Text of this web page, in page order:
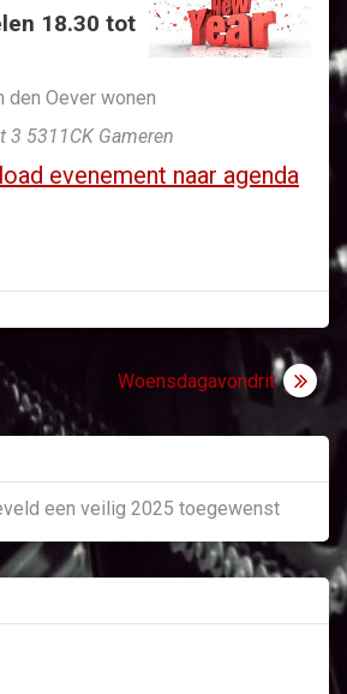
18.30 tot
den Oever wonen
3 5311CK Gameren
evenement naar agenda
Woensdagavondrit
een veilig 2025 toegewenst